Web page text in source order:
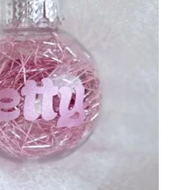
mitu
varianti.
Valikuid
saab
teha
tootelehel.